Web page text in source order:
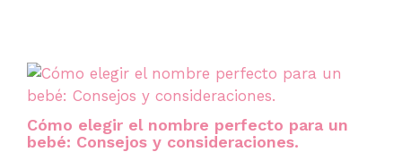
Cómo elegir el nombre perfecto para un
bebé: Consejos y consideraciones.